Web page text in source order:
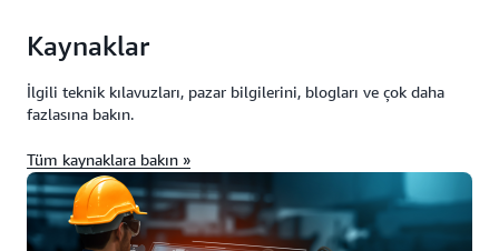
Kaynaklar
İlgili teknik kılavuzları, pazar bilgilerini, blogları ve çok daha
fazlasına bakın.
Tüm kaynaklara bakın »